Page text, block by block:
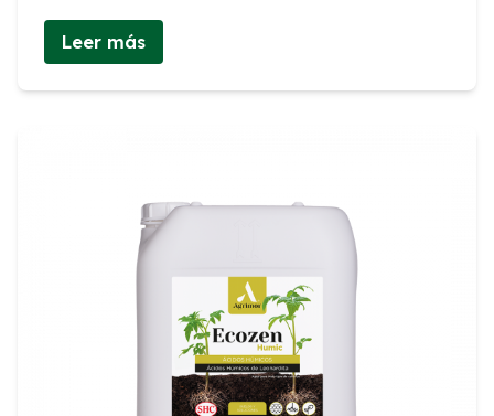
Leer más